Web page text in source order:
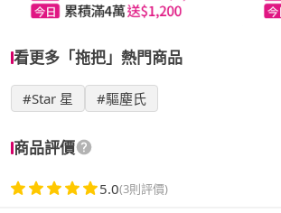
看更多「拖把」熱門商品
#Star 星 #驅塵氏
商品評價
5.0(3則評價)